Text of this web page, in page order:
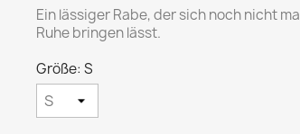
Ein lässiger Rabe, der sich noch nicht
Ruhe bringen lässt.
Größe: S